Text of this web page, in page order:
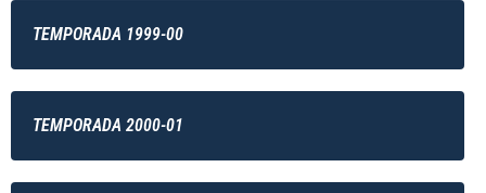
TEMPORADA 1999-00
TEMPORADA 2000-01